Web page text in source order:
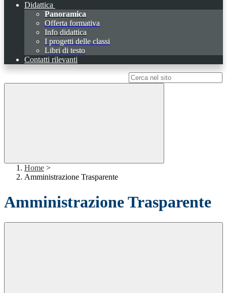
Didattica
Panoramica
Offerta formativa
Info didattica
I progetti delle classi
Libri di testo
Contatti rilevanti
Home >
Amministrazione Trasparente
Amministrazione Trasparente